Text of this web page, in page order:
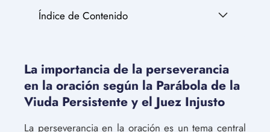
Índice de Contenido
La importancia de la perseverancia
en la oración según la Parábola de la
Viuda Persistente y el Juez Injusto
La perseverancia en la oración es un tema central